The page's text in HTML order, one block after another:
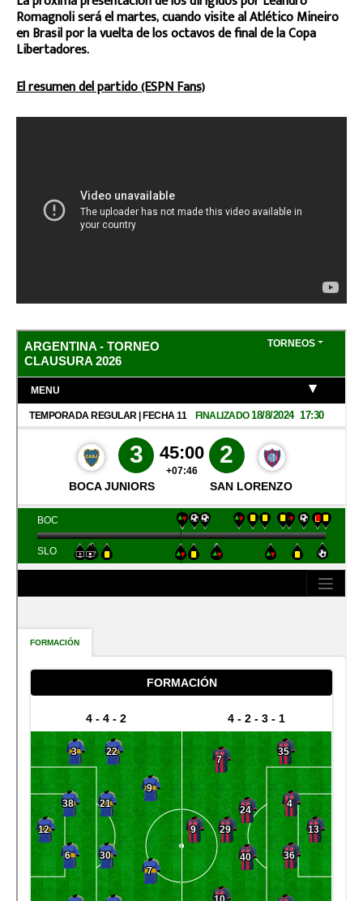
Romagnoli será el martes, cuando visite al Atlético Mineiro
en Brasil por la vuelta de los octavos de final de la Copa
Libertadores.
El resumen del partido (ESPN Fans)